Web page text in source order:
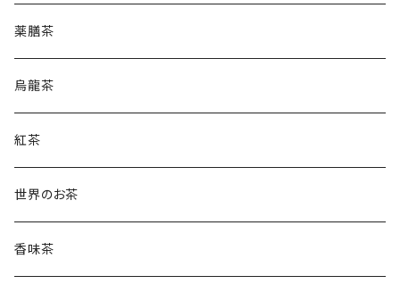
薬膳茶
烏龍茶
紅茶
世界のお茶
香味茶